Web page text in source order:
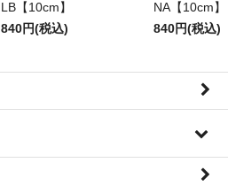
LB【10cm】
840円(税込)
NA【10cm】
840円(税込)